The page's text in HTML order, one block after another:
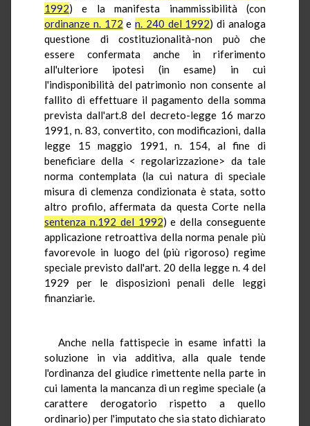
1992) e la manifesta inammissibilità (con
ordinanze n. 172 en. 240 del 1992) di analoga
questione di costituzionalità-non può che
essere confermata anche in riferimento
all'ulteriore ipotesi (in esame) in cui
l'indisponibilità del patrimonio non consente al
fallito di effettuare il pagamento della somma
prevista dall'art.8 del decreto-legge 16 marzo
1991, n. 83, convertito, con modificazioni, dalla
legge 15 maggio 1991, n. 154, al fine di
beneficiare della < regolarizzazione> da tale
norma contemplata (la cui natura di speciale
misura di clemenza condizionata è stata, sotto
altro profilo, affermata da questa Corte nella
sentenza n.192 del 1992) e della conseguente
applicazione retroattiva della norma penale più
favorevole in luogo del (più rigoroso) regime
speciale previsto dall'art. 20 della legge n. 4 del
1929 per le disposizioni penali delle leggi
finanziarie.
Anche nella fattispecie in esame infatti la
soluzione in via additiva, alla quale tende
l'ordinanza del giudice rimettente nella parte in
cui lamenta la mancanza di un regime speciale (a
carattere derogatorio rispetto a quello
ordinario) per l'imputato che sia stato dichiarato